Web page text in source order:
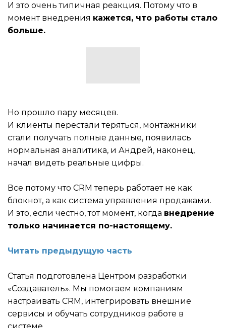
И это очень типичная реакция. Потому что в
момент внедрения кажется, что работы стало
больше.
Но прошло пару месяцев.
И клиенты перестали теряться, монтажники
стали получать полные данные, появилась
нормальная аналитика, и Андрей, наконец,
начал видеть реальные цифры.
Все потому что CRM теперь работает не как
блокнот, а как система управления продажами.
И это, если честно, тот момент, когда внедрение
только начинается по-настоящему.
Читать предыдущую часть
Статья подготовлена Центром разработки
«Создаватель». Мы помогаем компаниям
настраивать CRM, интегрировать внешние
сервисы и обучать сотрудников работе в